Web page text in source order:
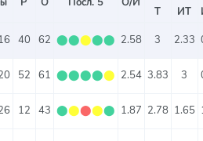
Т
ИТ
40 62 ⬤⬤⬤⬤⬤ 2.58 3 2.33
52 61 ⬤⬤⬤⬤⬤ 2.54 3.83 3
12 43 ⬤⬤⬤⬤⬤ 1.87 2.78 1.65